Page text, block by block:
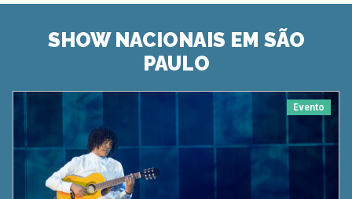
SHOW NACIONAIS EM SÃO
PAULO
Evento